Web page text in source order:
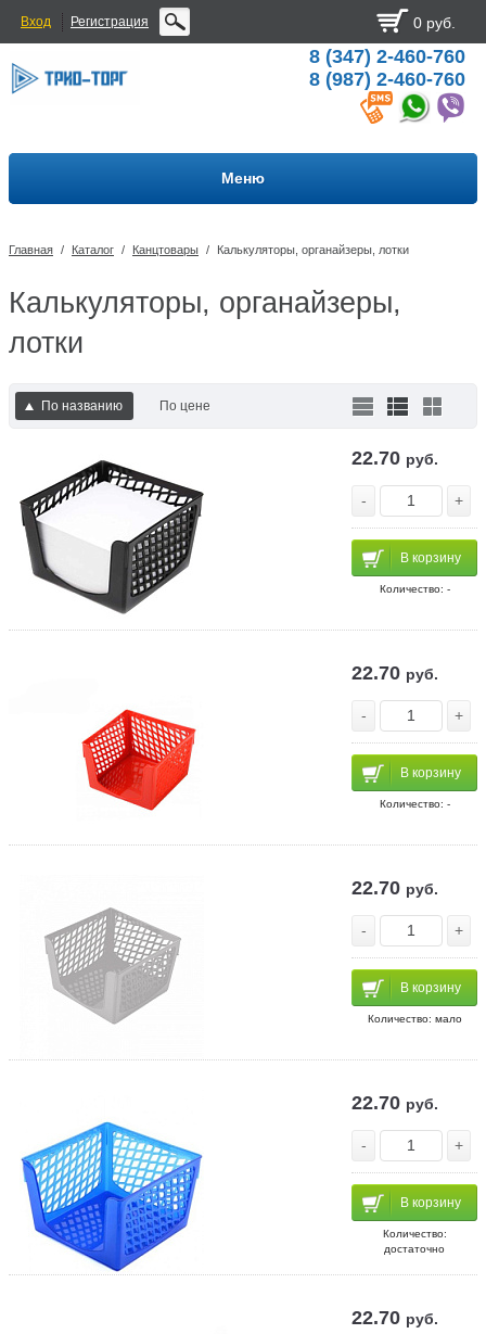
Вход Регистрация 0 руб.
8 (347) 2-460-760
8 (987) 2-460-760
Меню
Главная / Каталог / Канцтовары / Калькуляторы, органайзеры, лотки
Калькуляторы, органайзеры,
лотки
По названию По цене
22.70 руб.
- +
В корзину
Количество: -
22.70 руб.
- +
В корзину
Количество: -
22.70 руб.
- +
В корзину
Количество: мало
22.70 руб.
- +
В корзину
Количество:
достаточно
22.70 руб.